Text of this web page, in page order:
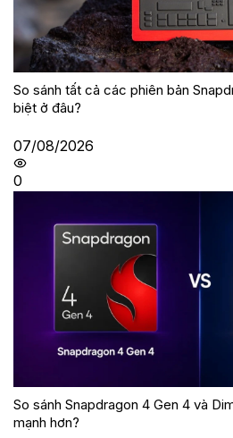
So sánh tất cả các phiên bản
biệt ở đâu?
07/08/2026
0
So sánh Snapdragon 4 Gen 4 và
mạnh hơn?